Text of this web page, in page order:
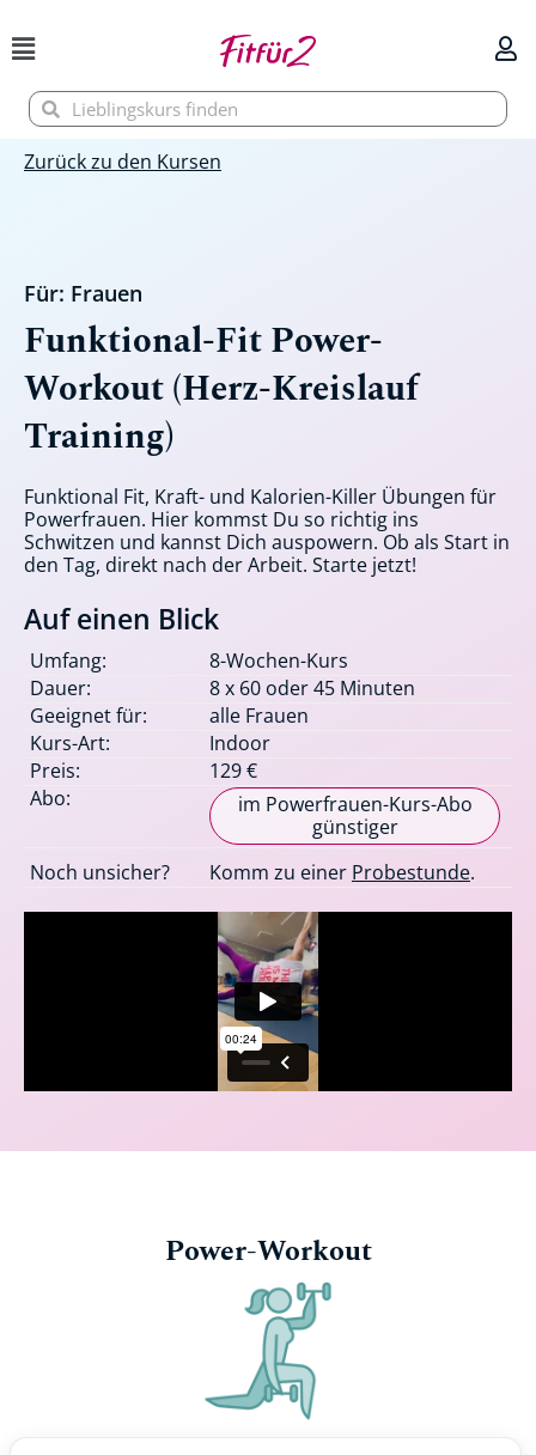
Inhalt
springen
SucheSuche
Zurück zu den Kursen
Für: Frauen
Funktional-Fit Power-
Workout (Herz-Kreislauf
Training)
Funktional Fit, Kraft- und Kalorien-Killer Übungen für
Powerfrauen. Hier kommst Du so richtig ins
Schwitzen und kannst Dich auspowern. Ob als Start in
den Tag, direkt nach der Arbeit. Starte jetzt!
Auf einen Blick
Umfang:
8-Wochen-Kurs
Dauer:
8 x 60 oder 45 Minuten
Geeignet für:
alle Frauen
Kurs-Art:
Indoor
Preis:
129 €
Abo:
im Powerfrauen-Kurs-Abo
günstiger
Noch unsicher?
Komm zu einer Probestunde.
Power-Workout